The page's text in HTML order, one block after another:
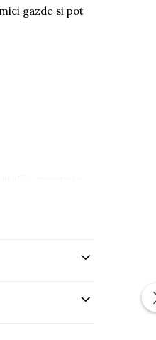
gazde si pot